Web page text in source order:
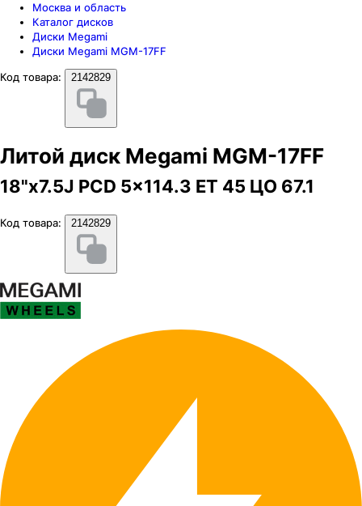
Москва и область
Каталог дисков
Диски Megami
Диски Megami MGM-17FF
Код товара:
2142829
Литой диск Megami MGM-17FF
18"x7.5J PCD 5x114.3 ЕТ 45 ЦО 67.1
Код товара: 2142829